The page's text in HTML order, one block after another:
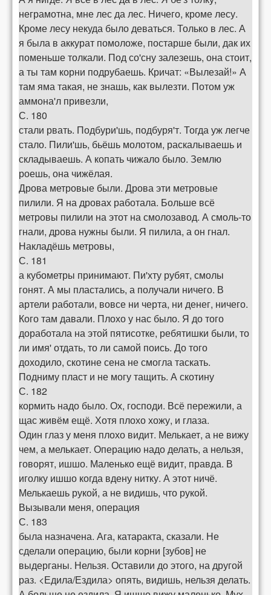
неграмотна, мне лес да лес. Ничего, кроме лесу.
Кроме лесу некуда было деваться. Только в лес. А
я была в аккурат помоложе, постарше были, дак их
поменьше толкали. Под со'сну залезешь, она стоит,
а ты там корни подрубаешь. Кричат: «Вылезай!» А
там яма такая, не знашь, как вылезти. Потом уж
аммона'л привезли,
С. 180
стали рвать. Подбури'шь, подбуря'т. Тогда уж легче
стало. Пили'шь, бьёшь молотом, раскалываешь и
складываешь. А копать чижало было. Землю
роешь, она чижёлая.
Дрова метровые были. Дрова эти метровые
пилили. Я на дровах работала. Больше всё
метровы пилили на этот на смолозавод. А смоль-то
гнали, дрова нужны были. Я пилила, а он гнал.
Накладёшь метровы,
С. 181
а кубометры принимают. Пи'хту рубят, смолы
гонят. А мы пластались, а получали ничего. В
артели работали, вовсе ни черта, ни денег, ничего.
Кого там давали. Плохо у нас было. Я до того
доработала на этой пятисотке, ребятишки были, то
ли имя' отдать, то ли самой поись. До того
доходило, скотине сена не смогла таскать.
Подниму пласт и не могу тащить. А скотину
С. 182
кормить надо было. Ох, господи. Всё пережили, а
щас живём ещё. Хотя плохо хожу, и глаза.
Один глаз у меня плохо видит. Мелькает, а не вижу
чем, а мелькает. Операцию надо делать, а нельзя,
говорят, ишшо. Маленько ещё видит, правда. В
иголку ишшо когда вдену нитку. А этот ничё.
Мелькаешь рукой, а не видишь, что рукой.
Вызывали меня, операция
С. 183
была назначена. Ага, катаракта, сказали. Не
сделали операцию, были корни [зубов] не
выдерганы. Нельзя. Оставили до этого, на другой
раз. <Едила/Ездила> опять, видишь, нельзя делать.